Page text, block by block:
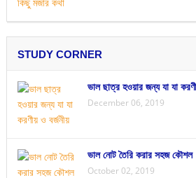
STUDY CORNER
ভাল ছাত্র হওয়ার জন্য যা যা
December 06, 2019
ভাল নোট তৈরি করার সহজ কৌশল
October 02, 2019